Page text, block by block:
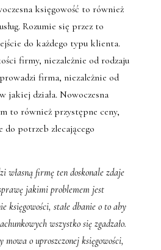
księgowość to również
Rozumie się przez to
do każdego typu klienta.
firmy, niezależnie od rodzaju
firma, niezależnie od
jakiej działa. Nowoczesna
to również przystępne ceny,
do potrzeb zlecającego
własną firmę ten doskonale zdaje
jakimi problemem jest
księgowości, stałe dbanie o to aby
wszystko się zgadzało.
mowa o uproszczonej księgowości,